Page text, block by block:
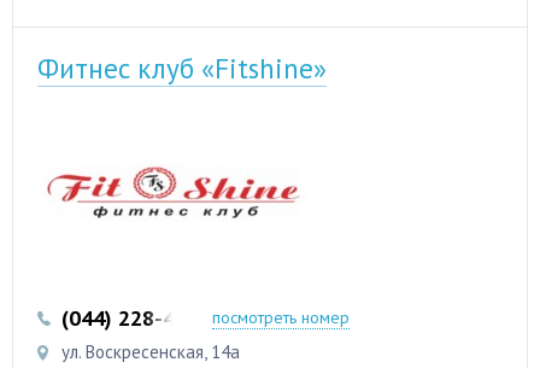
Фитнес клуб «Fitshine»
(044) 228-41-28 (067) 480-48-75
посмотреть номер
ул. Воскресенская, 14а